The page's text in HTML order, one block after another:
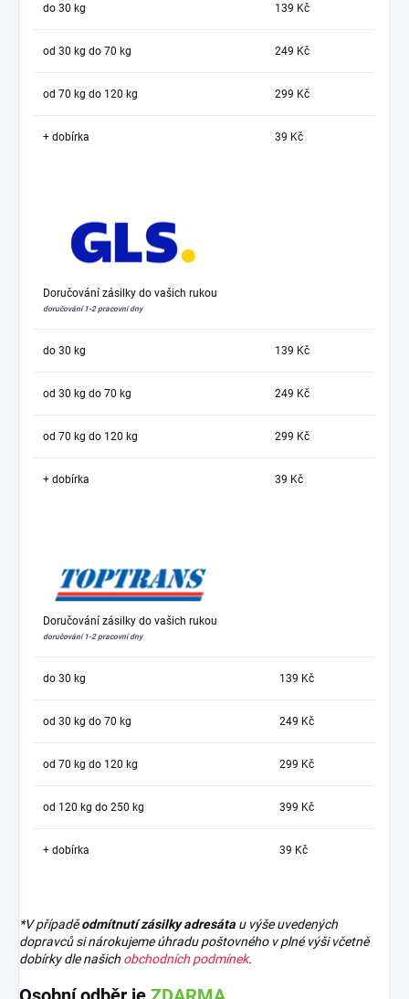
do 30 kg 139 Kč
od 30 kg do 70 kg 249 Kč
od 70 kg do 120 kg 299 Kč
+ dobírka 39 Kč
Doručování zásilky do vašich rukou
doručování 1-2 pracovní dny
do 30 kg 139 Kč
od 30 kg do 70 kg 249 Kč
od 70 kg do 120 kg 299 Kč
+ dobírka 39 Kč
Doručování zásilky do vašich rukou
doručování 1-2 pracovní dny
do 30 kg 139 Kč
od 30 kg do 70 kg 249 Kč
od 70 kg do 120 kg 299 Kč
od 120 kg do 250 kg 399 Kč
+ dobírka 39 Kč
*V případěodmítnutí zásilky adresáta u výše uvedených
dopravců si nárokujeme úhradu poštovného v plné výši včetně
dobírky dle našich obchodních podmínek.